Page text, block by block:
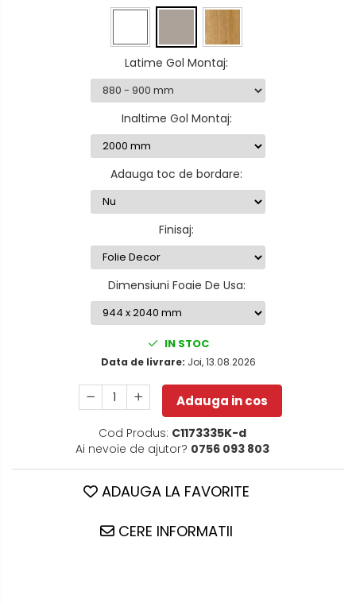
Latime Gol Montaj:
Inaltime Gol Montaj:
Adauga toc de bordare:
Finisaj:
Dimensiuni Foaie De Usa:
IN STOC
Data de livrare: Joi, 13.08.2026
Adauga in cos
Cod Produs: C1173335K-d
Ai nevoie de ajutor? 0756 093 803
ADAUGA LA FAVORITE
CERE INFORMATII